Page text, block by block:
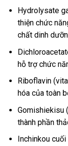
Hydrolysate
thiện chức
chất dinh
hỗ trợ chức
Riboflavin
hóa của toàn
Gomishiekisu
thành phần
Inchinkou